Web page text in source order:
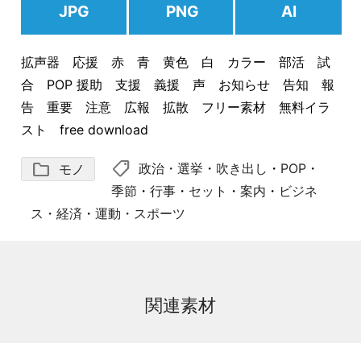
JPG PNG AI
拡声器 応援 赤 青 黄色 白 カラー 部活 試
合 POP 援助 支援 義援 声 お知らせ 告知 報
告 重要 注意 広報 拡散 フリー素材 無料イラ
スト free download
folder モノ shoppingmode 政治・選挙 ・ 吹き出し ・ POP ・
季節 ・行事 ・ セット ・案内 ・ ビジネ
ス・経済 ・ 運動・スポーツ
関連素材